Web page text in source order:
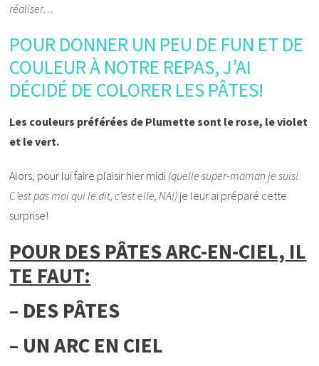
réaliser…
POUR DONNER UN PEU DE FUN ET DE
COULEUR À NOTRE REPAS, J’AI
DÉCIDÉ DE COLORER LES PÂTES!
Les couleurs préférées de Plumette sont le rose, le violet
et le vert.
Alors, pour lui faire plaisir hier midi (quelle super-maman je suis!
C’est pas moi qui le dit, c’est elle, NA!) je leur ai préparé cette
surprise!
POUR DES PÂTES ARC-EN-CIEL, IL
TE FAUT:
– DES PÂTES
– UN ARC EN CIEL